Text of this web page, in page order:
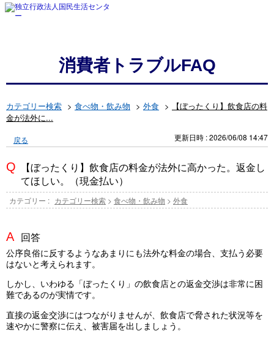
消費者トラブルFAQ
カテゴリー検索 > 食べ物・飲み物 > 外食 >
【ぼったくり】飲食店の料
金が法外に...
戻る 更新日時 : 2026/06/08 14:47
【ぼったくり】飲食店の料金が法外に高かった。返金し
てほしい。（現金払い）
カテゴリー : カテゴリー検索 > 食べ物・飲み物 > 外食
回答
公序良俗に反するようなあまりにも法外な料金の場合、支払う必要
はないと考えられます。
しかし、いわゆる「ぼったくり」の飲食店との返金交渉は非常に困
難であるのが実情です。
直接の返金交渉にはつながりませんが、飲食店で脅された状況等を
速やかに警察に伝え、被害届を出しましょう。